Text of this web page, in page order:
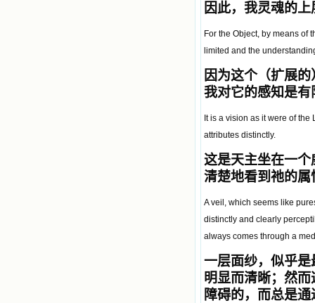
因此，我灵魂的
For the Object, by means of
limited and the
因为这个（扩展
我对它的感知是
It is a vision as it were of
attributes distinctly.
这是天主坐在一
清楚地看到祂的属
A veil, which seems like
distinctly and clearly
always comes through a
一层面纱，似乎
明显而清晰；然
障碍的，而总是